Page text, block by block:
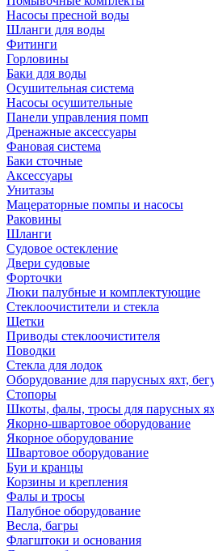
Насосы пресной воды
Шланги для воды
Фитинги
Горловины
Баки для воды
Осушительная система
Насосы осушительные
Панели управления помп
Дренажные аксессуары
Фановая система
Баки сточные
Аксессуары
Унитазы
Мацераторные помпы и насосы
Раковины
Шланги
Судовое остекление
Двери судовые
Форточки
Люки палубные и комплектующие
Стеклоочистители и стекла
Щетки
Приводы стеклоочистителя
Поводки
Стекла для лодок
Оборудование для парусных яхт,
Стопоры
Шкоты, фалы, тросы для парусных
Якорно-швартовое оборудование
Якорное оборудование
Швартовое оборудование
Буи и кранцы
Корзины и крепления
Фалы и тросы
Палубное оборудование
Весла, багры
Флагштоки и основания